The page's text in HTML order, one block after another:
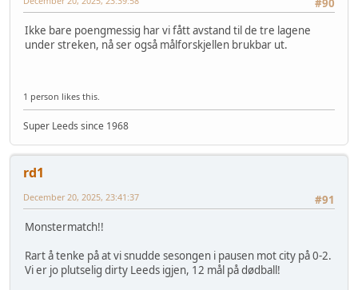
Ikke bare poengmessig har vi fått avstand til de tre lagene
under streken, nå ser også målforskjellen brukbar ut.
1 person likes this.
Super Leeds since 1968
rd1
#91
December 20, 2025, 23:41:37
Monstermatch!!
Rart å tenke på at vi snudde sesongen i pausen mot city på 0-2.
Vi er jo plutselig dirty Leeds igjen, 12 mål på dødball!